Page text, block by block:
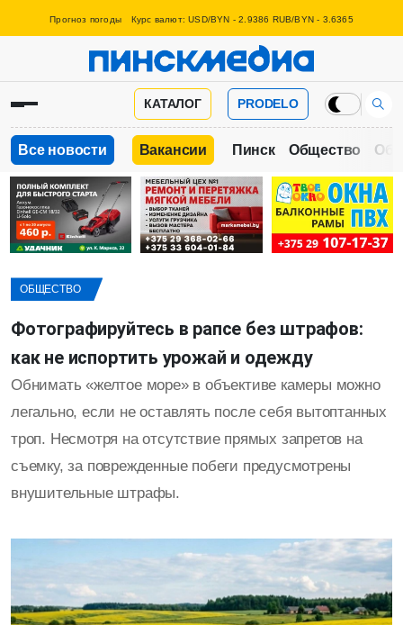
Прогноз погоды Курс валют: USD/BYN - 2.9386 RUB/BYN - 3.6365
КАТАЛОГ PRODELO
Все новости Вакансии Пинск Общество
ОБЩЕСТВО
Фотографируйтесь в рапсе без штрафов:
как не испортить урожай и одежду
Обнимать «желтое море» в объективе камеры можно
легально, если не оставлять после себя вытоптанных
троп. Несмотря на отсутствие прямых запретов на
съемку, за поврежденные побеги предусмотрены
внушительные штрафы.